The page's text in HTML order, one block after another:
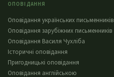
ОПОВІДАННЯ
Оповідання українських письменників
Оповідання зарубіжних письменників
Оповідання Василя Чухліба
Історичні оповідання
Пригодницькі оповідання
Оповідання англійською